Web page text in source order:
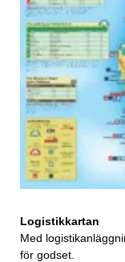
Logistikkartan
Med
för godset.